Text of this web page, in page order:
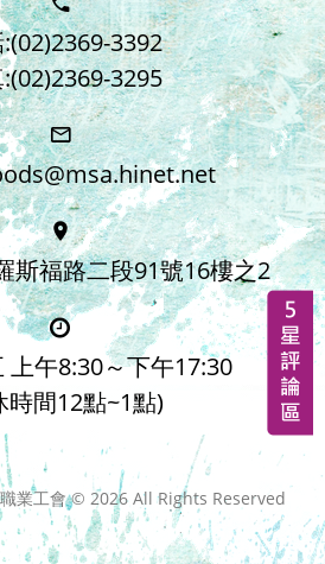
3392
3295
斯福路二段91號16樓之2
上午8:30～下午17:30
時間12點~1點)
業工會 © 2026All Rights Reserved